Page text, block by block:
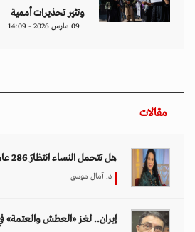
وتثير تحذيرات أممية
09 مارس 2026 - 14:09
مقالات
هل تتحمل النساء انتظارَ 286 عاماً؟
د. آمال موسى
إيران.. لغز «العطش والعتمة»